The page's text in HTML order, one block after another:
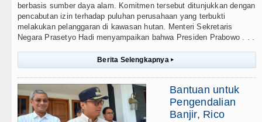
berbasis sumber daya alam. Komitmen tersebut ditunjukkan dengan
pencabutan izin terhadap puluhan perusahaan yang terbukti
melakukan pelanggaran di kawasan hutan. Menteri Sekretaris
Negara Prasetyo Hadi menyampaikan bahwa Presiden Prabowo . . .
Berita Selengkapnya ▸
Bantuan untuk
Pengendalian
Banjir, Rico